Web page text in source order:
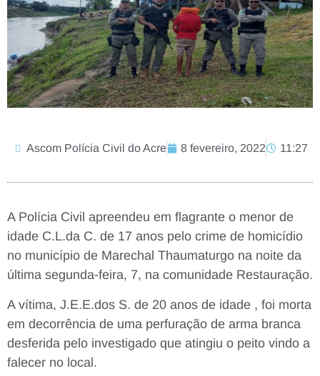
Ascom Polícia Civil do Acre 8 fevereiro, 2022 11:27
A Polícia Civil apreendeu em flagrante o menor de
idade C.L.da C. de 17 anos pelo crime de homicídio
no município de Marechal Thaumaturgo na noite da
última segunda-feira, 7, na comunidade Restauração.
A vítima, J.E.E.dos S. de 20 anos de idade , foi morta
em decorrência de uma perfuração de arma branca
desferida pelo investigado que atingiu o peito vindo a
falecer no local.